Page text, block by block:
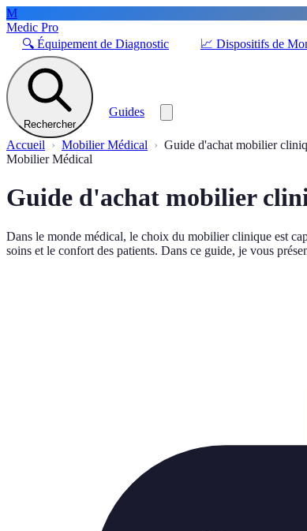
M
Medic Pro
🔍 Équipement de Diagnostic 📈 Dispositifs de
Rechercher
Guides
Accueil Mobilier Médical
Guide d'achat mobilier
Mobilier Médical
Guide d'achat mobilier
Dans le monde médical, le choix du mobilier clinique est
soins et le confort des patients. Dans ce guide, je vous